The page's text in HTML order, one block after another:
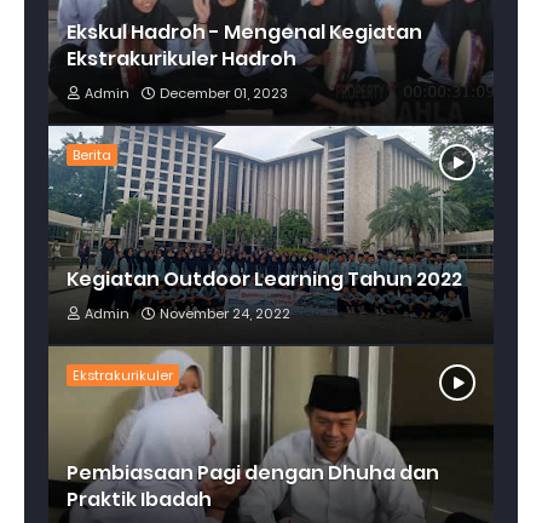
Ekskul Hadroh - Mengenal Kegiatan
Ekstrakurikuler Hadroh
Admin December 01, 2023
Berita
Kegiatan Outdoor Learning Tahun 2022
Admin November 24, 2022
Ekstrakurikuler
Pembiasaan Pagi dengan Dhuha dan
Praktik Ibadah